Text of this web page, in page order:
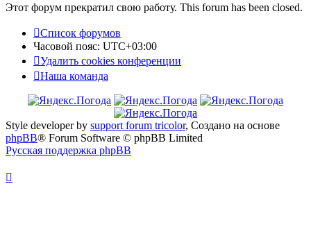
Этот форум прекратил свою работу. This forum has been closed.
Список форумов
Часовой пояс: UTC+03:00
Удалить cookies конференции
Наша команда
Style developer by support forum tricolor, Создано на основе
phpBB® Forum Software © phpBB Limited
Русская поддержка phpBB